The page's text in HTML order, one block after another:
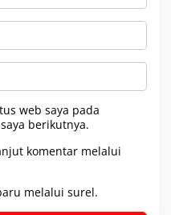
web saya pada
berikutnya.
komentar melalui
melalui surel.